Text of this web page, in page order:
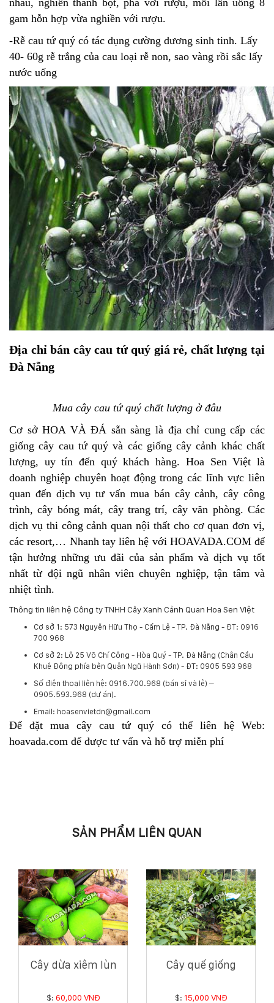
nhau, nghiền thành bột, pha với rượu, mỗi lần uống 8
gam hỗn hợp vừa nghiền với rượu.
-Rễ cau tứ quý có tác dụng cường dương sinh tinh. Lấy
40- 60g rễ trắng của cau loại rễ non, sao vàng rồi sắc lấy
nước uống
Địa chỉ bán cây cau tứ quý giá rẻ, chất lượng tại
Đà Nẵng
Mua cây cau tứ quý chất lượng ở đâu
Cơ sở HOA VÀ ĐÁ sẵn sàng là địa chỉ cung cấp các
giống cây cau tứ quý và các giống cây cảnh khác chất
lượng, uy tín đến quý khách hàng. Hoa Sen Việt là
doanh nghiệp chuyên hoạt động trong các lĩnh vực liên
quan đến dịch vụ tư vấn mua bán cây cảnh, cây công
trình, cây bóng mát, cây trang trí, cây văn phòng. Các
dịch vụ thi công cảnh quan nội thất cho cơ quan đơn vị,
các resort,… Nhanh tay liên hệ với HOAVADA.COM để
tận hưởng những ưu đãi của sản phẩm và dịch vụ tốt
nhất từ đội ngũ nhân viên chuyên nghiệp, tận tâm và
nhiệt tình.
Thông tin liên hệ Công ty TNHH Cây Xanh Cảnh Quan Hoa Sen Việt
Cơ sở 1: 573 Nguyễn Hữu Thọ - Cẩm Lệ - TP. Đà Nẵng - ĐT: 0916
700 968
Cơ sở 2: Lô 25 Võ Chí Công - Hòa Quý - TP. Đà Nẵng (Chân Cầu
Khuê Đông phía bên Quận Ngũ Hành Sơn) - ĐT: 0905 593 968
​Số điện thoại liên hệ: 0916.700.968 (bán sỉ và lẻ) –
0905.593.968 (dự án).
Email: hoasenvietdn@gmail.com
Để đặt mua cây cau tứ quý có thể liên hệ Web:
hoavada.com để được tư vấn và hỗ trợ miễn phí
SẢN PHẨM LIÊN QUAN
Cây dừa xiêm lùn
$: 60,000 VNĐ
Cây quế giống
$: 15,000 VNĐ